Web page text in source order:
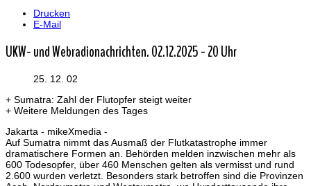
Drucken
E-Mail
UKW- und Webradionachrichten. 02.12.2025 - 20 Uhr
25. 12. 02
+ Sumatra: Zahl der Flutopfer steigt weiter
+ Weitere Meldungen des Tages
Jakarta - mikeXmedia -
Auf Sumatra nimmt das Ausmaß der Flutkatastrophe immer
dramatischere Formen an. Behörden melden inzwischen mehr als
600 Todesopfer, über 460 Menschen gelten als vermisst und rund
2.600 wurden verletzt. Besonders stark betroffen sind die Provinzen